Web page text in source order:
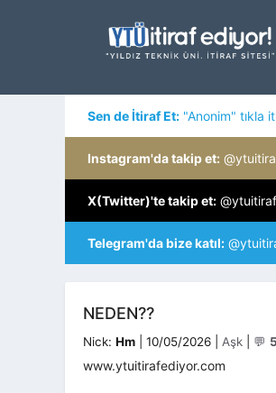
Sen de İtiraf Et: "Anonim" tıkla
Instagram'da takip et:
X(Twitter)'te takip et:
Telegram'da bize katıl:
NEDEN??
Nick: Hm 10/05/2026 Kategoriler
Aşk 💬 5
www.ytuitirafediyor.com